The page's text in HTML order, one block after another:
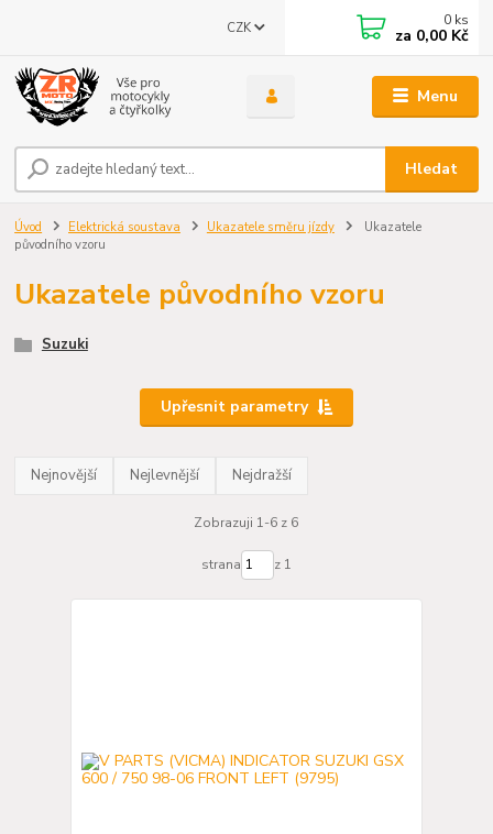
Menu
CZK
Hledat
0 ks
za 0,00 Kč
Úvod Elektrická soustava Ukazatele směru jízdy
Ukazatele
původního vzoru
Ukazatele původního vzoru
Suzuki
Upřesnit parametry
Nejnovější Nejlevnější Nejdražší
Zobrazuji 1-6 z 6
strana z 1